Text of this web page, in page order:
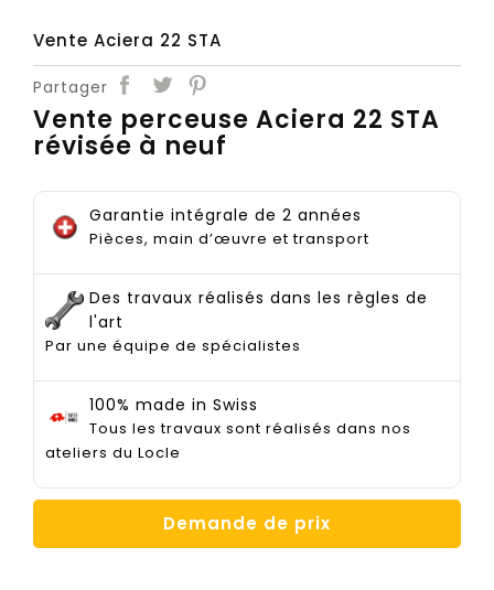
Vente Aciera 22 STA
Partager
Vente perceuse Aciera 22 STA
révisée à neuf
Garantie intégrale de 2 années
Pièces, main d’œuvre et transport
Des travaux réalisés dans les règles de
l'art
Par une équipe de spécialistes
100% made in Swiss
Tous les travaux sont réalisés dans nos
ateliers du Locle
Demande de prix